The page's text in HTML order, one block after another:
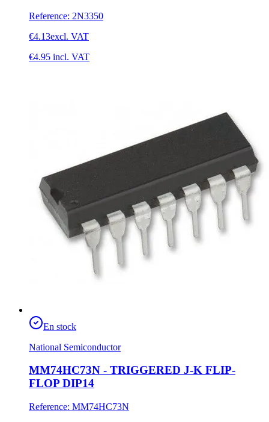
Reference: 2N3350
€4.13excl. VAT
€4.95 incl. VAT
En stock
National Semiconductor
MM74HC73N - TRIGGERED J-K FLIP-
FLOP DIP14
Reference: MM74HC73N